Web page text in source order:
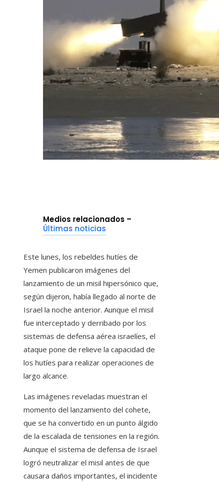
Medios relacionados –
Últimas noticias
Este lunes, los rebeldes hutíes de
Yemen publicaron imágenes del
lanzamiento de un misil hipersónico que,
según dijeron, había llegado al norte de
Israel la noche anterior. Aunque el misil
fue interceptado y derribado por los
sistemas de defensa aérea israelíes, el
ataque pone de relieve la capacidad de
los hutíes para realizar operaciones de
largo alcance.
Las imágenes reveladas muestran el
momento del lanzamiento del cohete,
que se ha convertido en un punto álgido
de la escalada de tensiones en la región.
Aunque el sistema de defensa de Israel
logró neutralizar el misil antes de que
causara daños importantes, el incidente